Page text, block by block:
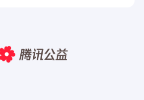
我们近期在河边省邢台市第